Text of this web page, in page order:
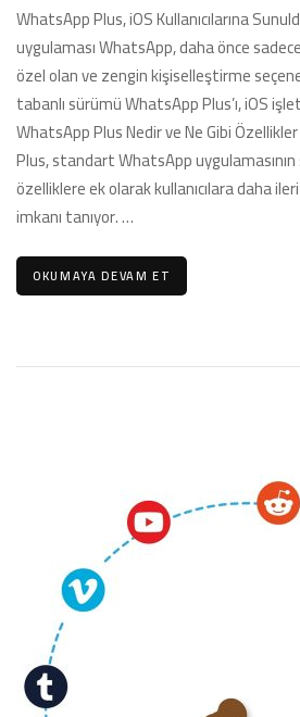
WhatsApp Plus, iOS Kullanıcılarına
uygulaması WhatsApp, daha önce
özel olan ve zengin kişiselleştirme
tabanlı sürümü WhatsApp Plus’ı, iOS
WhatsApp Plus Nedir ve Ne Gibi
Plus, standart WhatsApp
özelliklere ek olarak kullanıcılara daha
imkanı tanıyor. …
OKUMAYA DEVAM ET